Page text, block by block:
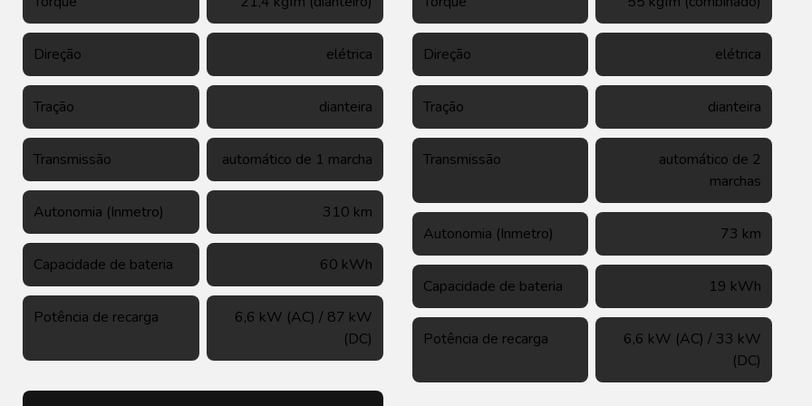
Direção elétrica
Tração dianteira
Transmissão automático de 1 marcha
Autonomia (Inmetro) 310 km
Capacidade de bateria 60 kWh
Potência de recarga
6,6 kW (AC) / 87 kW
(DC)
Direção elétrica
Tração dianteira
Transmissão
automático de 2
marchas
Autonomia (Inmetro) 73 km
Capacidade de bateria 19 kWh
Potência de recarga
6,6 kW (AC) / 33 kW
(DC)